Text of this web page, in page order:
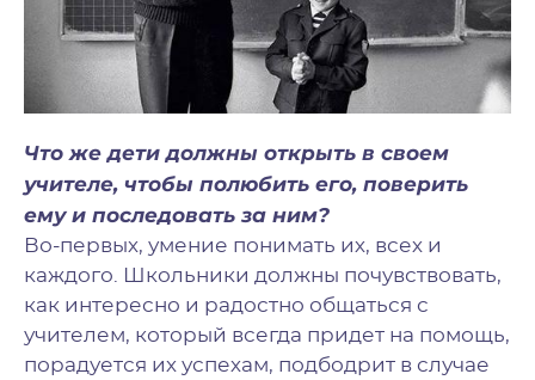
Что же дети должны открыть в своем
учителе, чтобы полюбить его, поверить
ему и последовать за ним?
Во-первых, умение понимать их, всех и
каждого. Школьники должны почувствовать,
как интересно и радостно общаться с
учителем, который всегда придет на помощь,
порадуется их успехам, подбодрит в случае